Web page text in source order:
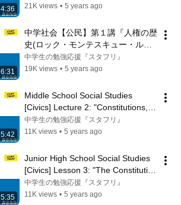
4:36
No...
21K views • 5 years ago
6:31
中学社会【公民】第１講『人権の歴
史(ロック・モンテスキュー・ルソ
ー)』貴志信智先生の公民
中学生の勉強応援『スタフリ』
19K views • 5 years ago
5:42
Middle School Social Studies
[Civics] Lecture 2: "Constitutions,
Laws, and Ordinances" with Mr. T...
中学生の勉強応援『スタフリ』
11K views • 5 years ago
5:35
Junior High School Social Studies
[Civics] Lesson 3: "The Constitution
of Japan and the Constitut...
中学生の勉強応援『スタフリ』
11K views • 5 years ago